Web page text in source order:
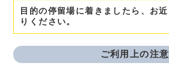
目的の停留場に着きましたら、お
りください。
ご利用上の注意